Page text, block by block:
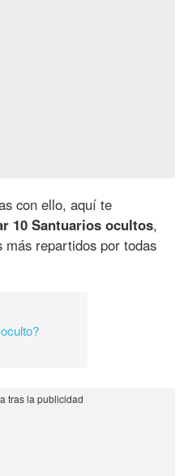
con ello, aquí te
10 Santuarios ocultos,
más repartidos por todas